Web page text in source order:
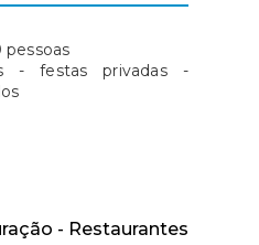
pessoas
- festas privadas -
- Restaurantes